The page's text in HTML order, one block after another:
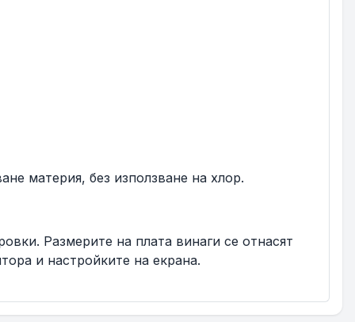
материя, без използване на хлор.
Размерите на плата винаги се отнасят
и настройките на екрана.